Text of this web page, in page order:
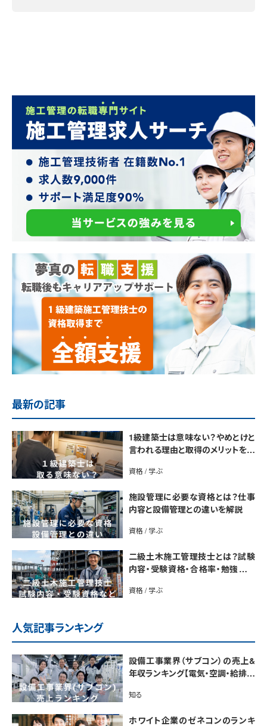
最新の記事
1級建築士は意味ない？やめとけと
言われる理由と取得のメリットを解
資格 / 学ぶ
施設管理に必要な資格とは？仕事
内容と設備管理との違いを解説
資格 / 学ぶ
二級土木施工管理技士とは？試験
内容・受験資格・合格率・勉強法を
資格 / 学ぶ
人気記事ランキング
設備工事業界（サブコン）の売上&
年収ランキング【電気・空調・給排水
市場規模も解説
知る
ホワイト企業のゼネコンのランキ